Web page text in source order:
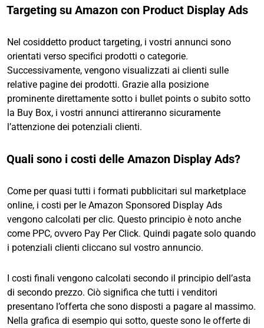
Targeting su Amazon con Product Display Ads
Nel cosiddetto product targeting, i vostri annunci sono
orientati verso specifici prodotti o categorie.
Successivamente, vengono visualizzati ai clienti sulle
relative pagine dei prodotti. Grazie alla posizione
prominente direttamente sotto i bullet points o subito sotto
la Buy Box, i vostri annunci attireranno sicuramente
l’attenzione dei potenziali clienti.
Quali sono i costi delle Amazon Display Ads?
Come per quasi tutti i formati pubblicitari sul marketplace
online, i costi per le Amazon Sponsored Display Ads
vengono calcolati per clic. Questo principio è noto anche
come PPC, ovvero Pay Per Click. Quindi pagate solo quando
i potenziali clienti cliccano sul vostro annuncio.
I costi finali vengono calcolati secondo il principio dell’asta
di secondo prezzo. Ciò significa che tutti i venditori
presentano l’offerta che sono disposti a pagare al massimo.
Nella grafica di esempio qui sotto, queste sono le offerte di